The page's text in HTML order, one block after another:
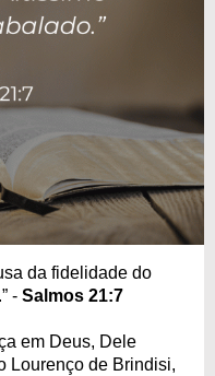
da fidelidade do
- Salmos 21:7
em Deus, Dele
Lourenço de Brindisi,